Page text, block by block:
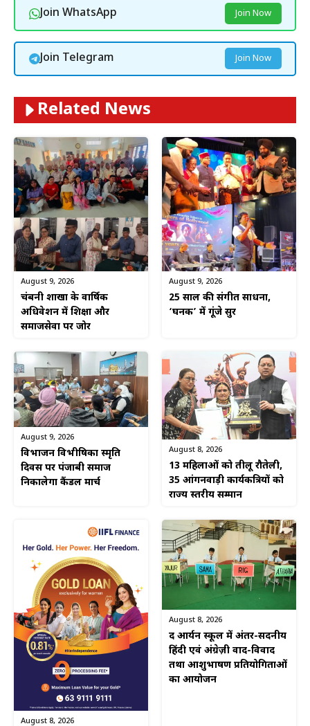
Join WhatsApp Join Now
Join Telegram Join Now
Related News
August 9, 2026
चंद्रबनी शाखा के वार्षिक
अधिवेशन में शिक्षा और
समाजसेवा पर जोर
August 9, 2026
25 साल की संगीत साधना,
‘घनक’ में गूंजे सुर
August 9, 2026
विभाजन विभीषिका स्मृति
दिवस पर पंजाबी समाज
निकालेगा कैंडल मार्च
August 8, 2026
13 महिलाओं को तीलू रौतेली,
35 आंगनवाड़ी कार्यकत्रियों को
राज्य स्तरीय सम्मान
August 8, 2026
August 8, 2026
द आर्यन स्कूल में अंतर-सदनीय
हिंदी एवं अंग्रेज़ी वाद-विवाद
तथा आशुभाषण प्रतियोगिताओं
का आयोजन